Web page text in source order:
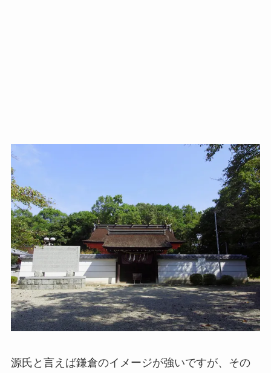
源氏と言えば鎌倉のイメージが強いですが、その